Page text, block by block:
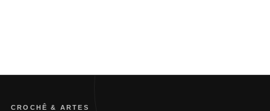
CROCHÊ & ARTES